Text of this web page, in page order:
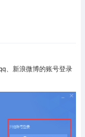
、新浪微博的账号登录